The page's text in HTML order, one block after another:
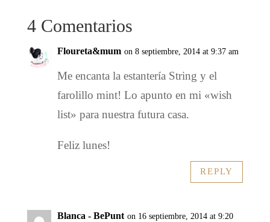
4 Comentarios
Floureta&mum on 8 septiembre, 2014 at 9:37 am
Me encanta la estantería String y el
farolillo mint! Lo apunto en mi «wish
list» para nuestra futura casa.
Feliz lunes!
REPLY
Blanca - BePunt on 16 septiembre, 2014 at 9:20